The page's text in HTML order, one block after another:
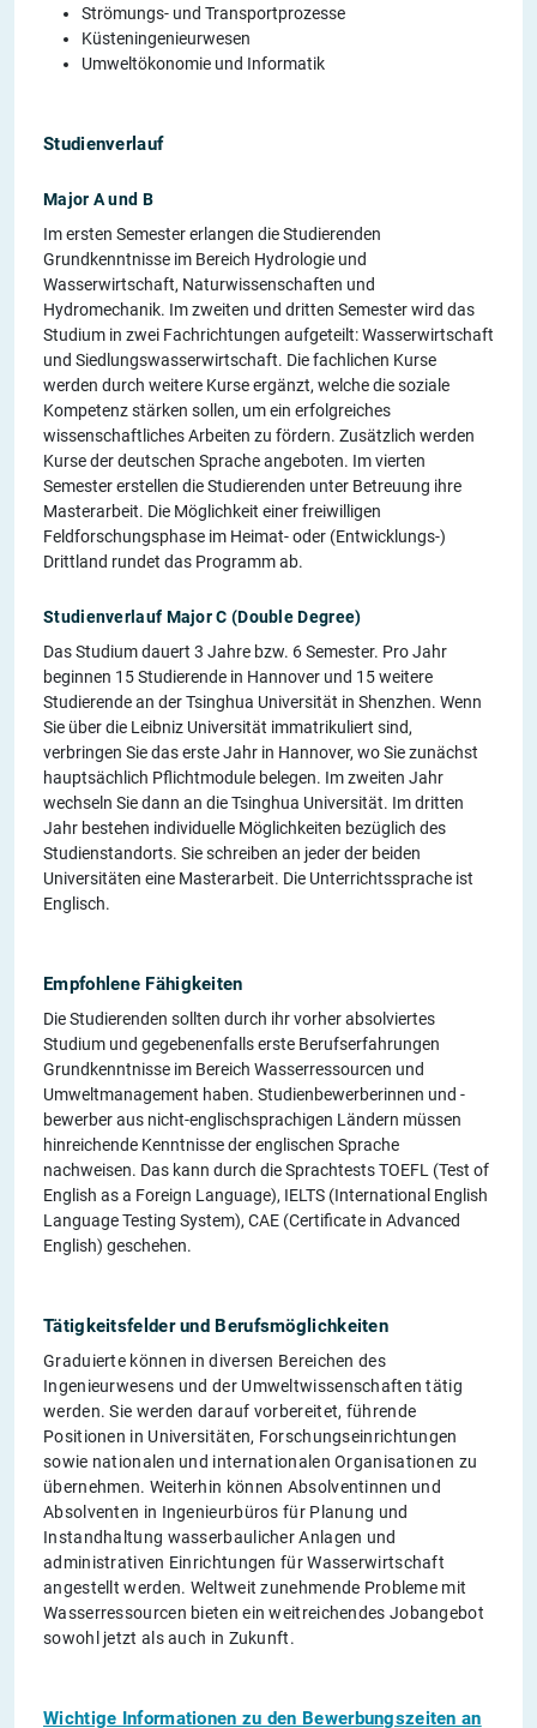
Strömungs- und Transportprozesse
Küsteningenieurwesen
Umweltökonomie und Informatik
Studienverlauf
Major A und B
Im ersten Semester erlangen die Studierenden
Grundkenntnisse im Bereich Hydrologie und
Wasserwirtschaft, Naturwissenschaften und
Hydromechanik. Im zweiten und dritten Semester wird das
Studium in zwei Fachrichtungen aufgeteilt: Wasserwirtschaft
und Siedlungswasserwirtschaft. Die fachlichen Kurse
werden durch weitere Kurse ergänzt, welche die soziale
Kompetenz stärken sollen, um ein erfolgreiches
wissenschaftliches Arbeiten zu fördern. Zusätzlich werden
Kurse der deutschen Sprache angeboten. Im vierten
Semester erstellen die Studierenden unter Betreuung ihre
Masterarbeit. Die Möglichkeit einer freiwilligen
Feldforschungsphase im Heimat- oder (Entwicklungs-)
Drittland rundet das Programm ab.
Studienverlauf Major C (Double Degree)
Das Studium dauert 3 Jahre bzw. 6 Semester. Pro Jahr
beginnen 15 Studierende in Hannover und 15 weitere
Studierende an der Tsinghua Universität in Shenzhen. Wenn
Sie über die Leibniz Universität immatrikuliert sind,
verbringen Sie das erste Jahr in Hannover, wo Sie zunächst
hauptsächlich Pflichtmodule belegen. Im zweiten Jahr
wechseln Sie dann an die Tsinghua Universität. Im dritten
Jahr bestehen individuelle Möglichkeiten bezüglich des
Studienstandorts. Sie schreiben an jeder der beiden
Universitäten eine Masterarbeit. Die Unterrichtssprache ist
Englisch.
Empfohlene Fähigkeiten
Die Studierenden sollten durch ihr vorher absolviertes
Studium und gegebenenfalls erste Berufserfahrungen
Grundkenntnisse im Bereich Wasserressourcen und
Umweltmanagement haben. Studienbewerberinnen und -
bewerber aus nicht-englischsprachigen Ländern müssen
hinreichende Kenntnisse der englischen Sprache
nachweisen. Das kann durch die Sprachtests TOEFL (Test of
English as a Foreign Language), IELTS (International English
Language Testing System), CAE (Certificate in Advanced
English) geschehen.
Tätigkeitsfelder und Berufsmöglichkeiten
Graduierte können in diversen Bereichen des
Ingenieurwesens und der Umweltwissenschaften tätig
werden. Sie werden darauf vorbereitet, führende
Positionen in Universitäten, Forschungseinrichtungen
sowie nationalen und internationalen Organisationen zu
übernehmen. Weiterhin können Absolventinnen und
Absolventen in Ingenieurbüros für Planung und
Instandhaltung wasserbaulicher Anlagen und
administrativen Einrichtungen für Wasserwirtschaft
angestellt werden. Weltweit zunehmende Probleme mit
Wasserressourcen bieten ein weitreichendes Jobangebot
sowohl jetzt als auch in Zukunft.
Wichtige Informationen zu den Bewerbungszeiten an